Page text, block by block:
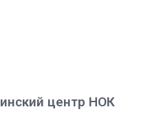
центр НОК